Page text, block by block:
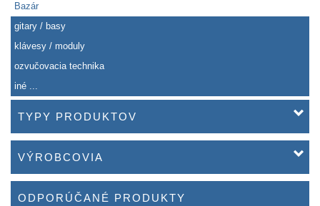
Bazár
gitary / basy
klávesy / moduly
ozvučovacia technika
iné ...
TYPY PRODUKTOV
VÝROBCOVIA
ODPORÚČANÉ PRODUKTY